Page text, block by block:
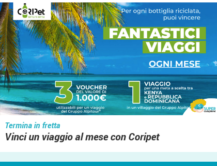
Termina in fretta
Vinci un viaggio al mese con Coripet